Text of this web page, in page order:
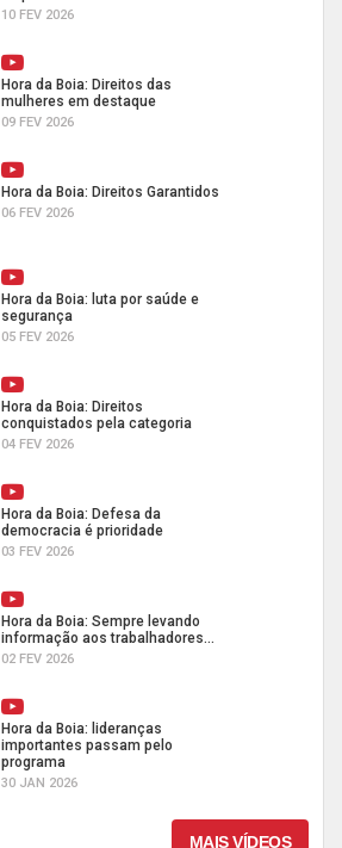
10 FEV 2026
Hora da Boia: Direitos das
mulheres em destaque
09 FEV 2026
Hora da Boia: Direitos Garantidos
06 FEV 2026
Hora da Boia: luta por saúde e
segurança
05 FEV 2026
Hora da Boia: Direitos
conquistados pela categoria
04 FEV 2026
Hora da Boia: Defesa da
democracia é prioridade
03 FEV 2026
Hora da Boia: Sempre levando
informação aos trabalhadores...
02 FEV 2026
Hora da Boia: lideranças
importantes passam pelo
programa
30 JAN 2026
MAIS VÍDEOS